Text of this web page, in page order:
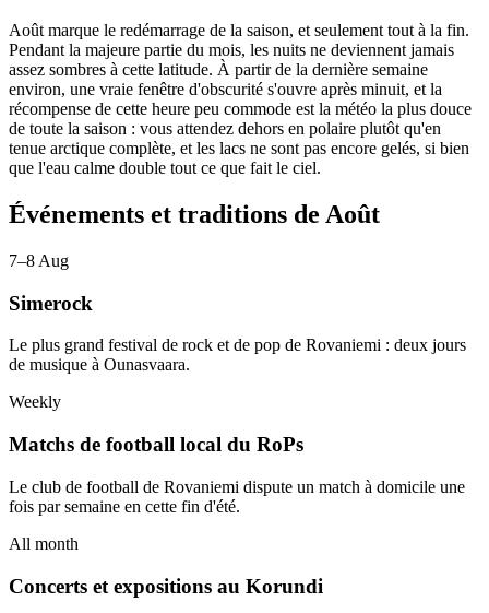
Août marque le redémarrage de la saison, et seulement tout à la fin.
Pendant la majeure partie du mois, les nuits ne deviennent jamais
assez sombres à cette latitude. À partir de la dernière semaine
environ, une vraie fenêtre d'obscurité s'ouvre après minuit, et la
récompense de cette heure peu commode est la météo la plus douce
de toute la saison : vous attendez dehors en polaire plutôt qu'en
tenue arctique complète, et les lacs ne sont pas encore gelés, si bien
que l'eau calme double tout ce que fait le ciel.
Événements et traditions de Août
7–8 Aug
Simerock
Le plus grand festival de rock et de pop de Rovaniemi : deux jours
de musique à Ounasvaara.
Weekly
Matchs de football local du RoPs
Le club de football de Rovaniemi dispute un match à domicile une
fois par semaine en cette fin d'été.
All month
Concerts et expositions au Korundi